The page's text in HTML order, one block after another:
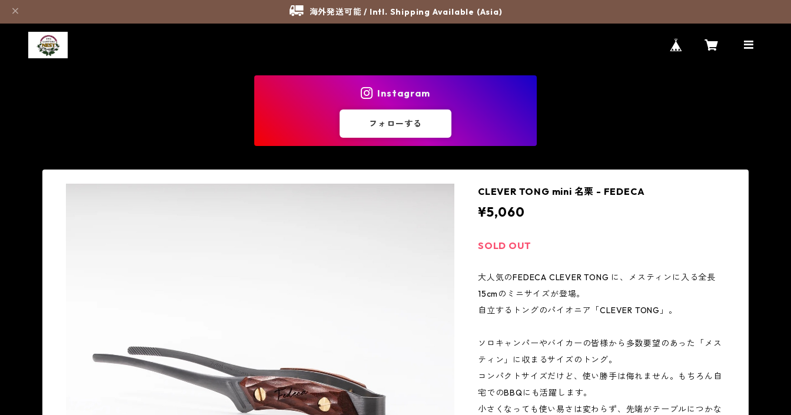
海外発送可能 / Intl. Shipping Available (Asia)
Instagram
フォローする
CLEVER TONG mini 名栗 - FEDECA
¥5,060
SOLD OUT
大人気のFEDECA CLEVER TONG に、メスティンに入る全長
15cmのミニサイズが登場。
自立するトングのパイオニア「CLEVER TONG」。
ソロキャンパーやバイカーの皆様から多数要望のあった「メス
ティン」に収まるサイズのトング。
コンパクトサイズだけど、使い勝手は侮れません。もちろん自
宅でのBBQにも活躍します。
小さくなっても使い易さは変わらず、先端がテーブルにつかな